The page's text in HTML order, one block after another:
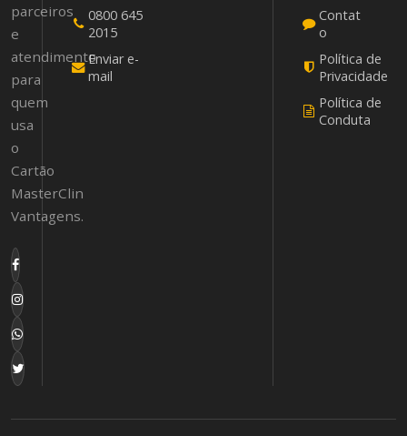
parceiros
e
atendimento
para
quem
usa
o
Cartão
MasterClin
Vantagens.
0800 645
2015
Enviar e-
mail
Contat
o
Política de
Privacidade
Política de
Conduta